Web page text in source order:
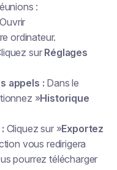
:
Ouvrir
ordinateur.
sur Réglages
appels : Dans le
»Historique
Cliquez sur »Exportez
vous redirigera
pourrez télécharger